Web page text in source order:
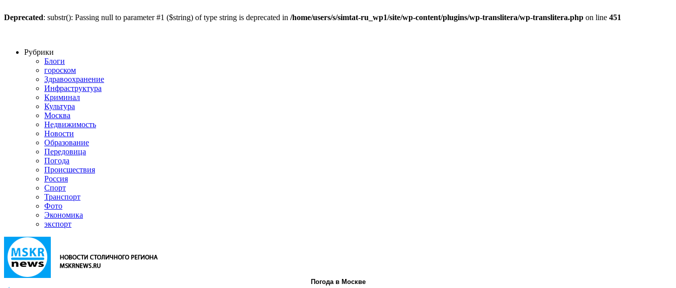
Deprecated: substr(): Passing null to parameter #1 ($string) of type string is deprecated in /home/users/s/simtat-ru_wp1/site/wp-content/plugins/wp-translitera/wp-translitera.php on line 451
Рубрики
Блоги
гороском
Здравоохранение
Инфраструктура
Криминал
Культура
Москва
Недвижимость
Новости
Образование
Передовица
Погода
Происшествия
Россия
Спорт
Транспорт
Фото
Экономика
экспорт
Погода в Москве